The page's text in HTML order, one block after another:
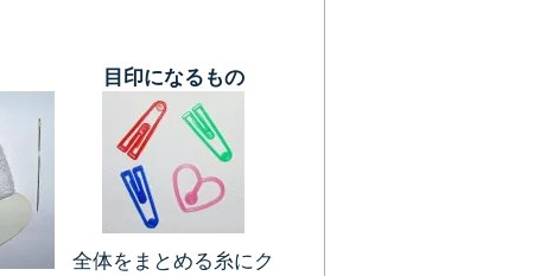
目印になるもの
全体をまとめる糸にク